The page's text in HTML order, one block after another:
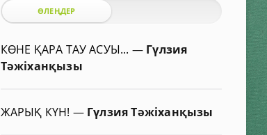
ӨЛЕҢДЕР
КӨНЕ ҚАРА ТАУ АСУЫ... — Гүлзия
Тәжіханқызы
ЖАРЫҚ КҮН! — Гүлзия Тәжіханқызы